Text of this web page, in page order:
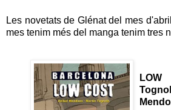
Les novetats de Glénat del mes
mes tenim més del manga tenim tres
LOW